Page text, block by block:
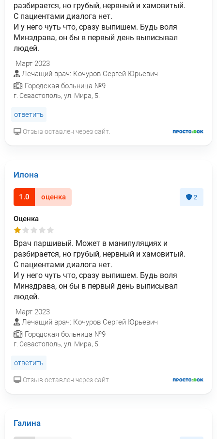
разбирается, но грубый, нервный и хамовитый.
С пациентами диалога нет.
И у него чуть что, сразу выпишем. Будь воля
Минздрава, он бы в первый день выписывал
людей.
Март 2023
Лечащий врач: Кочуров Сергей Юрьевич
Городская больница №9
г. Севастополь, ул. Мира, 5.
ответить
Отзыв оставлен через сайт.
Илона
1.0 оценка 2
Оценка
Врач паршивый. Может в манипуляциях и
разбирается, но грубый, нервный и хамовитый.
С пациентами диалога нет.
И у него чуть что, сразу выпишем. Будь воля
Минздрава, он бы в первый день выписывал
людей.
Март 2023
Лечащий врач: Кочуров Сергей Юрьевич
Городская больница №9
г. Севастополь, ул. Мира, 5.
ответить
Отзыв оставлен через сайт.
Галина